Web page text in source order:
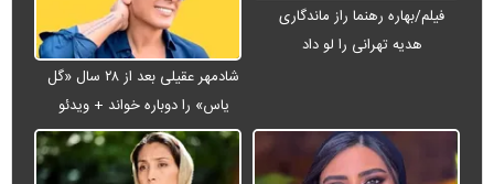
فیلم/بهاره رهنما راز ماندگاری
هدیه تهرانی را لو داد
شادمهر عقیلی بعد از ۲۸ سال «گل
یاس» را دوباره خواند + ویدئو